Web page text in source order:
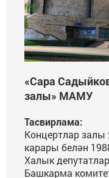
«Сара
залы» МАМУ
Тасвирлама:
Концертлар
карары белән
Халык
Башкарма